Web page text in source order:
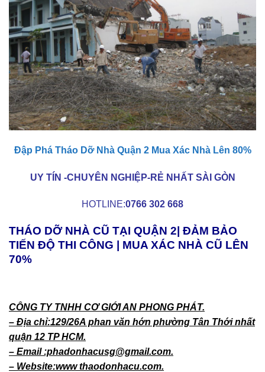
Đập Phá Tháo Dỡ Nhà Quận 2 Mua Xác Nhà Lên 80%
UY TÍN -CHUYÊN NGHIỆP-RẺ NHẤT SÀI GÒN
HOTLINE:0766 302 668
THÁO DỠ NHÀ CŨ TẠI QUẬN 2| ĐẢM BẢO
TIẾN ĐỘ THI CÔNG | MUA XÁC NHÀ CŨ LÊN
70%
CÔNG TY TNHH CƠ GIỚI AN PHONG PHÁT.
– Địa chỉ:129/26A phan văn hớn phường Tân Thới nhất
quận 12 TP HCM.
– Email :phadonhacusg@gmail.com.
– Website:www thaodonhacu.com.